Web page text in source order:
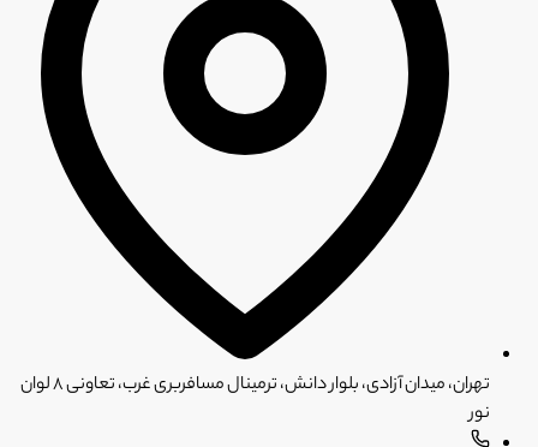
تهران، میدان آزادی، بلوار دانش، ترمینال مسافربری غرب، تعاونی ۸ لوان
نور